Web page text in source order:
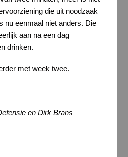
die uit noodzaak
nu eenmaal niet anders. Die
aan na een dag
drinken.
met week twee.
en Dirk Brans